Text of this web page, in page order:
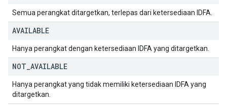
Semua perangkat ditargetkan, terlepas dari ketersediaan IDFA.
AVAILABLE
Hanya perangkat dengan ketersediaan IDFA yang ditargetkan.
NOT AVAILABLE
Hanya perangkat yang tidak memiliki ketersediaan IDFA yang
ditargetkan.